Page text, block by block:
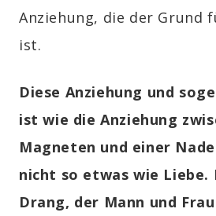
Anziehung, die der Grund
ist.
Diese Anziehung und
ist wie die Anziehung
Magneten und einer
nicht so etwas wie Liebe.
Drang, der Mann und